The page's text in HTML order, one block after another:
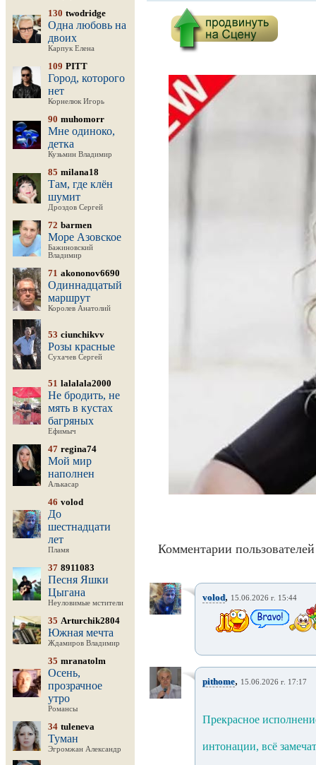
130 twodridge
Одна любовь на
двоих
Карпук Елена
109 PITT
Город, которого
нет
Корнелюк Игорь
90 muhomorr
Мне одиноко,
детка
Кузьмин Владимир
85 milana18
Там, где клён
шумит
Дроздов Сергей
72 barmen
Море Азовское
Бажиновский
Владимир
71 akononov6690
Одиннадцатый
маршрут
Королев Анатолий
53 ciunchikvv
Розы красные
Сухачев Сергей
51 lalalala2000
Не бродить, не
мять в кустах
багряных
Ефимыч
47 regina74
Мой мир
наполнен
Алькасар
46 volod
До
шестнадцати
лет
Пламя
37 8911083
Песня Яшки
Цыгана
Неуловимые мстители
35 Arturchik2804
Южная мечта
Ждамиров Владимир
35 mranatolm
Осень,
прозрачное
утро
Романсы
34 tuleneva
Туман
Эгромжан Александр
Комментарии
volod, 15.06.2026 г. 15:44
pithome, 15.06.2026 г. 17:17
Прекрасное
интонации, всё